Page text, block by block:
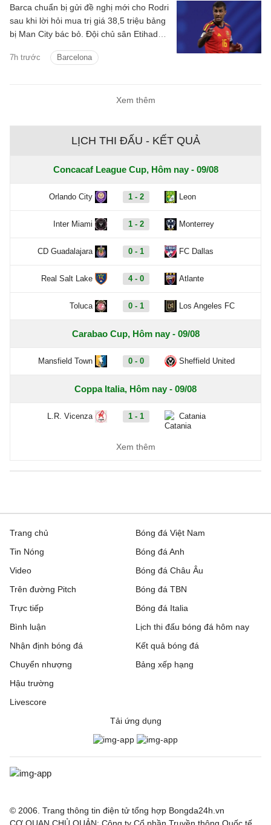
7h trước Barcelona
Barca chuẩn bị gửi đề nghị mới cho Rodri
sau khi lời hỏi mua trị giá 38,5 triệu bảng
bị Man City bác bỏ. Đội chủ sân Etihad
bảng cho tiền vệ người Tây Ban Nha.
Xem thêm
LỊCH THI ĐẤU - KẾT QUẢ
Concacaf League Cup, Hôm nay - 09/08
Orlando City 1 - 2 Leon
Inter Miami 1 - 2 Monterrey
CD Guadalajara 0 - 1 FC Dallas
Real Salt Lake 4 - 0 Atlante
Toluca 0 - 1 Los Angeles FC
Carabao Cup, Hôm nay - 09/08
Mansfield Town 0 - 0 Sheffield United
Coppa Italia, Hôm nay - 09/08
L.R. Vicenza 1 - 1 Catania
3 - 1
4 - 2 Grenoble
1 - 1 Dijon
0 - 1 FC Annecy
0 - 3
VĐQG Bồ Đào Nha, Hôm nay - 09/08
Vitoria de Guimaraes
Xem thêm
Trang chủ
Tin Nóng
Video
Trên đường Pitch
Trực tiếp
Bóng đá Việt Nam
Bóng đá Anh
Bóng đá Châu Âu
Bóng đá TBN
Bóng đá Italia
Bình luận
Nhận định bóng đá
Chuyển nhượng
Hậu trường
Livescore
Lịch thi đấu bóng đá hôm nay
Kết quả bóng đá
Bảng xếp hạng
Tải ứng dụng
© 2006. Trang thông tin điện tử tổng hợp Bongda24h.vn